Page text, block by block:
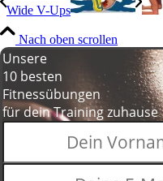
Wide V-Ups
Nach oben scrollen
Unsere
10 besten
Fitnessübungen
für dein Training zuhause